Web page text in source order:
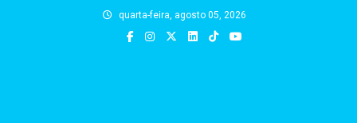
quarta-feira, agosto 05, 2026